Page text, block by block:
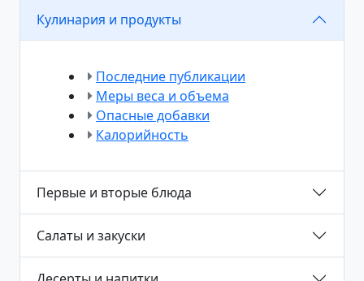
Кулинария и продукты
Последние публикации
Меры веса и объема
Опасные добавки
Калорийность
Первые и вторые блюда
Салаты и закуски